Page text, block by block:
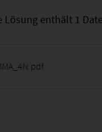
Lösung enthält 1